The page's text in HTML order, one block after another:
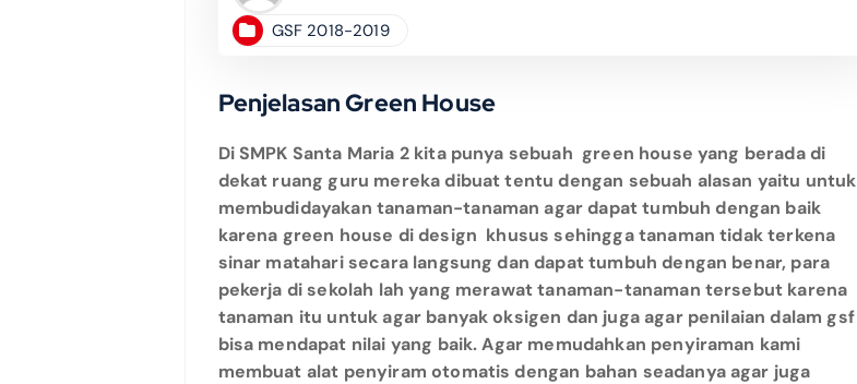
GSF 2018-2019
Penjelasan Green House
Di SMPK Santa Maria 2 kita punya sebuah green house yang berada di
dekat ruang guru mereka dibuat tentu dengan sebuah alasan yaitu untuk
membudidayakan tanaman-tanaman agar dapat tumbuh dengan baik
karena green house di design khusus sehingga tanaman tidak terkena
sinar matahari secara langsung dan dapat tumbuh dengan benar, para
pekerja di sekolah lah yang merawat tanaman-tanaman tersebut karena
tanaman itu untuk agar banyak oksigen dan juga agar penilaian dalam gsf
bisa mendapat nilai yang baik. Agar memudahkan penyiraman kami
membuat alat penyiram otomatis dengan bahan seadanya agar juga